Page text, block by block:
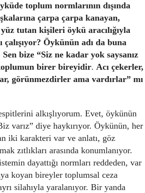
toplum normlarının dışında
çarpa çarpa kanayan,
tutan kişileri öykü aracılığıyla
çalışıyor? Öykünün adı da buna
bize “Siz ne kadar yok saysanız
birer bireyidir. Acı çekerler,
görünmezdirler ama vardırlar” mı
alkışlıyorum. Evet, öykünün
varız” diye haykırıyor. Öykünün, her
iki karakteri var ve anlatı, göz
zıtlıkları arasında konumlanıyor.
dayattığı normları reddeden, var
koyan bireyler toplumsal ceza
silahıyla yaralanıyor. Bir yanda